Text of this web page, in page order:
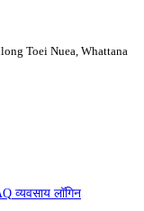
Toei Nuea, Whattana
व्यवसाय लॉगिन